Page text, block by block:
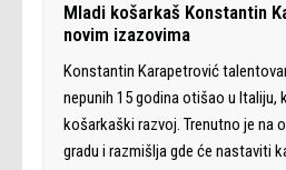
Mladi košarkaš Konstantin
novim izazovima
Konstantin Karapetrović
nepunih 15 godina otišao u Italiju,
košarkaški razvoj. Trenutno je na
gradu i razmišlja gde će nastaviti